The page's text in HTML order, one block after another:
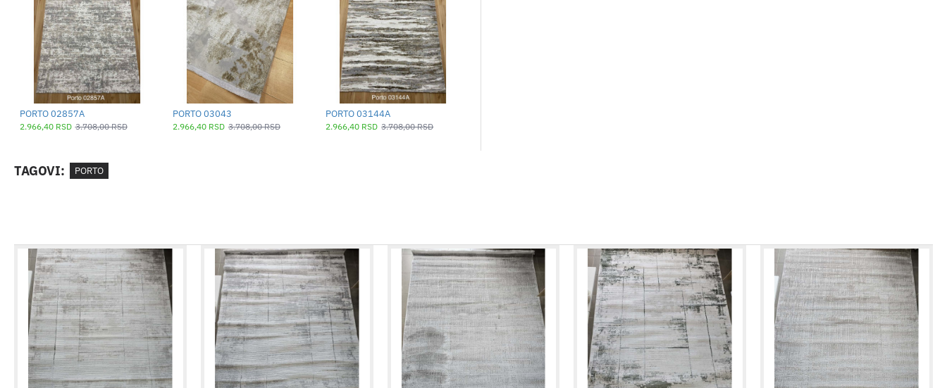
PORTO 02857A
2.966,40 RSD 3.708,00 RSD
PORTO 03043
2.966,40 RSD 3.708,00 RSD
PORTO 03144A
2.966,40 RSD 3.708,00 RSD
TAGOVI: PORTO